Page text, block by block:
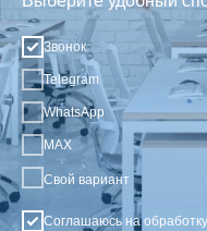
Звонок
Telegram
WhatsApp
MAX
Свой вариант
Соглашаюсь на обработку